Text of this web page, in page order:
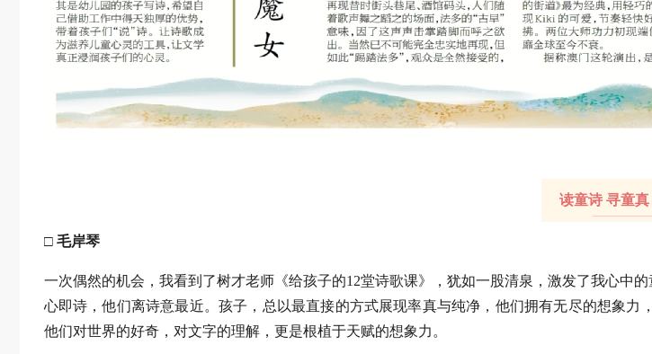
读童诗 寻童真
□ 毛岸琴
一次偶然的机会，我看到了树才老师《给孩子的12堂诗歌课》，犹如一股清泉，激发了我心中
心即诗，他们离诗意最近。孩子，总以最直接的方式展现率真与纯净，他们拥有无尽的想象力
他们对世界的好奇，对文字的理解，更是根植于天赋的想象力。